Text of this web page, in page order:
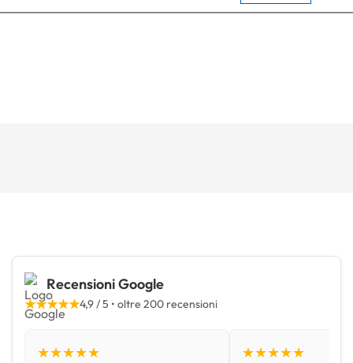
Recensioni Google
★★★★★4,9 / 5 • oltre 200 recensioni
★★★★★ ★★★★★